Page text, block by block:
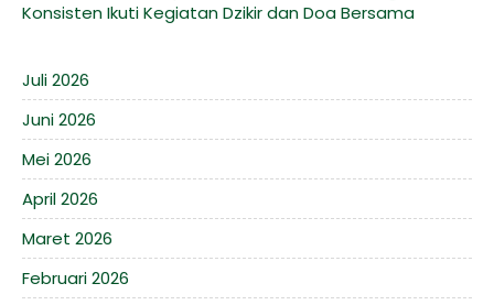
Konsisten Ikuti Kegiatan Dzikir dan Doa Bersama
Juli 2026
Juni 2026
Mei 2026
April 2026
Maret 2026
Februari 2026